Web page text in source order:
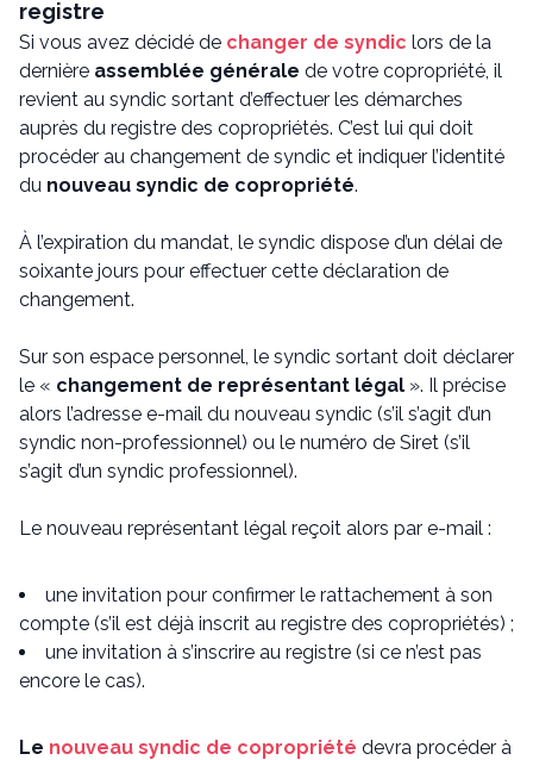
registre
Si vous avez décidé de changer de syndic lors de la
dernière assemblée générale de votre copropriété, il
revient au syndic sortant d’effectuer les démarches
auprès du registre des copropriétés. C’est lui qui doit
procéder au changement de syndic et indiquer l’identité
du nouveau syndic de copropriété.
À l’expiration du mandat, le syndic dispose d’un délai de
soixante jours pour effectuer cette déclaration de
changement.
Sur son espace personnel, le syndic sortant doit déclarer
le « changement de représentant légal ». Il précise
alors l’adresse e-mail du nouveau syndic (s’il s’agit d’un
syndic non-professionnel) ou le numéro de Siret (s’il
s’agit d’un syndic professionnel).
Le nouveau représentant légal reçoit alors par e-mail :
une invitation pour confirmer le rattachement à son
compte (s’il est déjà inscrit au registre des copropriétés) ;
une invitation à s’inscrire au registre (si ce n’est pas
encore le cas).
Le nouveau syndic de copropriété devra procéder à